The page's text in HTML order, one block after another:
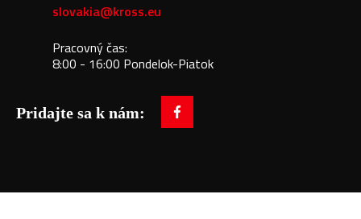
slovakia@kross.eu
Pracovný čas:
8:00 - 16:00 Pondelok-Piatok
Pridajte sa k nám:
facebook